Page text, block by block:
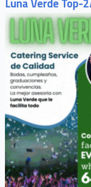
Luna Verde Top-